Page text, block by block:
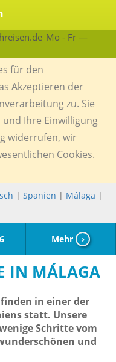
Mo - Fr —
für den
Akzeptieren der
zu. Sie
und Ihre Einwilligung
widerrufen, wir
Cookies.
| Spanien | Málaga |
Mehr ›
IN MÁLAGA
in einer der
statt. Unsere
Schritte vom
und